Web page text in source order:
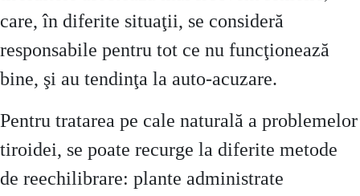
care, în diferite situaţii, se consideră
responsabile pentru tot ce nu funcţionează
bine, şi au tendinţa la auto-acuzare.
Pentru tratarea pe cale naturală a problemelor
tiroidei, se poate recurge la diferite metode
de reechilibrare: plante administrate